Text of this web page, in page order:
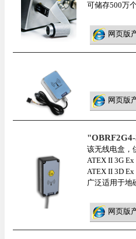
可储存500万
网页版
网页版
该无线电盒，
ATEX II 3G
ATEX II 3D
广泛适用于地
网页版